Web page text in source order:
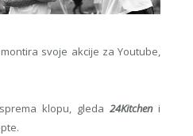
svoje akcije za Youtube,
klopu, gleda24Kitcheni